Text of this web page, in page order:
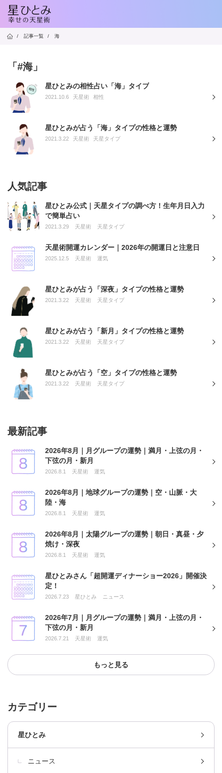
/ 記事一覧 / 海
「#海」
星ひとみの相性占い「海」タイプ
2021.10.6 天星術 相性
星ひとみが占う「海」タイプの性格と運勢
2021.3.22 天星術 天星タイプ
人気記事
星ひとみ公式｜天星タイプの調べ方！生年月日入力
で簡単占い
2021.3.29 天星術 天星タイプ
天星術開運カレンダー｜2026年の開運日と注意日
2025.12.5 天星術 運気
星ひとみが占う「深夜」タイプの性格と運勢
2021.3.22 天星術 天星タイプ
星ひとみが占う「新月」タイプの性格と運勢
2021.3.22 天星術 天星タイプ
星ひとみが占う「空」タイプの性格と運勢
2021.3.22 天星術 天星タイプ
最新記事
2026年8月｜月グループの運勢｜満月・上弦の月・
下弦の月・新月
2026.8.1 天星術 運気
2026年8月｜地球グループの運勢｜空・山脈・大
陸・海
2026.8.1 天星術 運気
2026年8月｜太陽グループの運勢｜朝日・真昼・夕
焼け・深夜
2026.8.1 天星術 運気
星ひとみさん「超開運ディナーショー2026」開催決
定！
2026.7.23 星ひとみ ニュース
2026年7月｜月グループの運勢｜満月・上弦の月・
下弦の月・新月
2026.7.21 天星術 運気
もっと見る
カテゴリー
星ひとみ
ニュース